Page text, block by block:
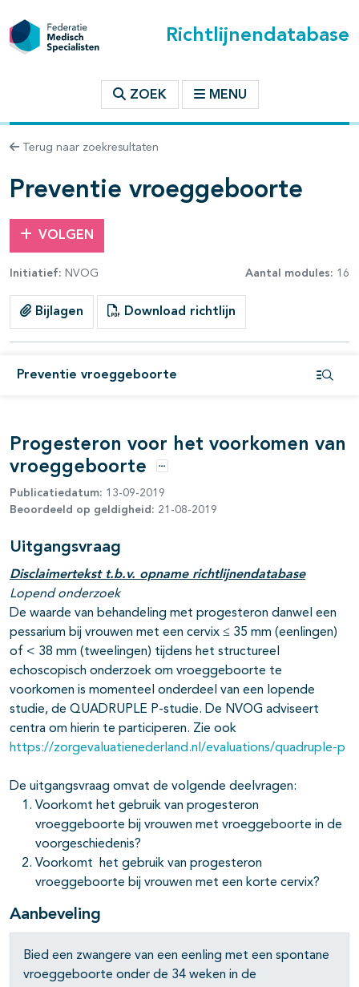
Richtlijnendatabase
ZOEK MENU
Terug naar zoekresultaten
Preventie vroeggeboorte
VOLGEN
Initiatief: NVOG Aantal modules: 16
Bijlagen Download richtlijn
Preventie vroeggeboorte
binnen deze richtlijn
Progesteron voor het voorkomen van
vroeggeboorte
Opties
Publicatiedatum: 13-09-2019
Beoordeeld op geldigheid: 21-08-2019
Uitgangsvraag
Disclaimertekst t.b.v. opname richtlijnendatabase
Lopend onderzoek
De waarde van behandeling met progesteron danwel een
pessarium bij vrouwen met een cervix ≤ 35 mm (eenlingen)
of < 38 mm (tweelingen) tijdens het structureel
echoscopisch onderzoek om vroeggeboorte te
voorkomen is momenteel onderdeel van een lopende
studie, de QUADRUPLE P-studie. De NVOG adviseert
centra om hierin te participeren. Zie ook
https://zorgevaluatienederland.nl/evaluations/quadruple-p
De uitgangsvraag omvat de volgende deelvragen:
Voorkomt het gebruik van progesteron
vroeggeboorte bij vrouwen met vroeggeboorte in de
voorgeschiedenis?
Voorkomt het gebruik van progesteron
vroeggeboorte bij vrouwen met een korte cervix?
Aanbeveling
Bied een zwangere van een eenling met een spontane
vroeggeboorte onder de 34 weken in de